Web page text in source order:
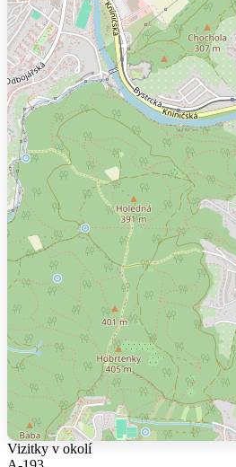
Vizitky v okolí